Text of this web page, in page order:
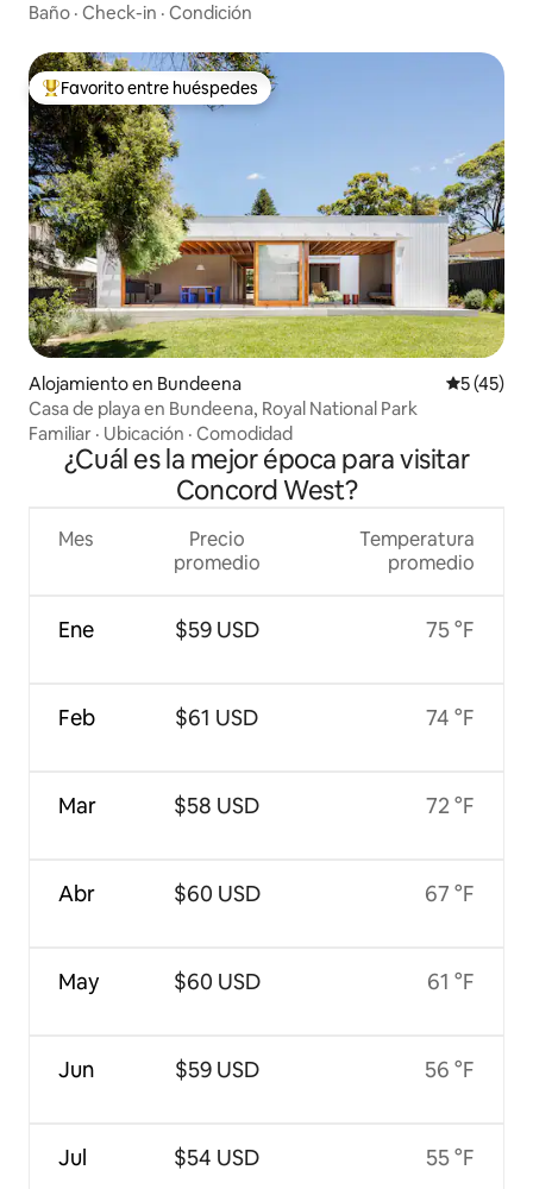
estacionamiento | 2 habitaciones de lujo
Baño · Check-in · Condición
Favorito entre huéspedes preferido
Favorito entre huéspedes
Alojamiento en Bundeena
5 (45)
Casa de playa en Bundeena, Royal National Park
Familiar · Ubicación · Comodidad
¿Cuál es la mejor época para visitar
Concord West?
Mes
Ene
Feb
Mar
Abr
May
Jun
Jul
Precio
promedio
$59 USD
$61 USD
$58 USD
$60 USD
$60 USD
$59 USD
$54 USD
Temperatura
promedio
75 °F
74 °F
72 °F
67 °F
61 °F
56 °F
55 °F